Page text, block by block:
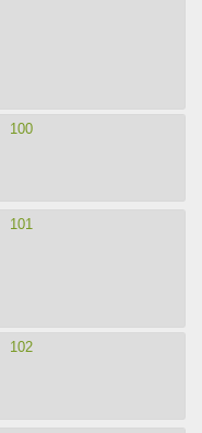
100
101
102